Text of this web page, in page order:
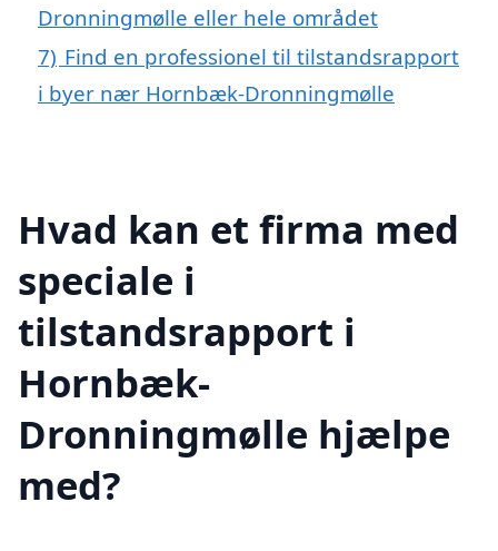
Dronningmølle eller hele området
7) Find en professionel til tilstandsrapport
i byer nær Hornbæk-Dronningmølle
Hvad kan et firma med
speciale i
tilstandsrapport i
Hornbæk-
Dronningmølle hjælpe
med?